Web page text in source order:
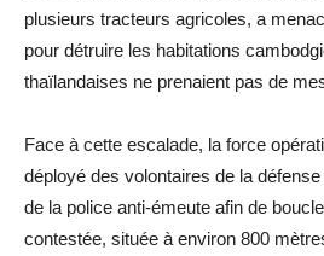
plusieurs tracteurs agricoles, a
pour détruire les habitations
thaïlandaises ne prenaient pas de
Face à cette escalade, la force
déployé des volontaires de la
de la police anti-émeute afin de
contestée, située à environ 800